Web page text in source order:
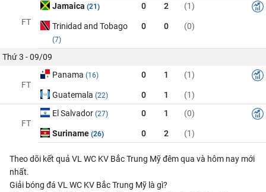
FT
Jamaica (21) 0 2 (1)
Trinidad and Tobago
(7)
0 0 (0)
Thứ 3 - 09/09
FT
Panama (16) 0 1 (1)
Guatemala (22) 0 1 (1)
FT
El Salvador (27) 0 1 (0)
Suriname (26) 0 2 (1)
Theo dõi kết quả VL WC KV Bắc Trung Mỹ đêm qua và hôm nay mới
nhất.
Giải bóng đá VL WC KV Bắc Trung Mỹ là gì?